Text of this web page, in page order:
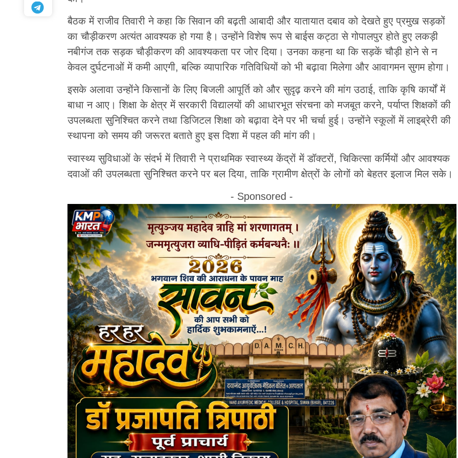
बैठक में राजीव तिवारी ने कहा कि सिवान की बढ़ती आबादी और यातायात दबाव को देखते हुए प्रमुख सड़कों
का चौड़ीकरण अत्यंत आवश्यक हो गया है। उन्होंने विशेष रूप से बाईस कट्ठा से गोपालपुर होते हुए लकड़ी
नबीगंज तक सड़क चौड़ीकरण की आवश्यकता पर जोर दिया। उनका कहना था कि सड़कें चौड़ी होने से न
केवल दुर्घटनाओं में कमी आएगी, बल्कि व्यापारिक गतिविधियों को भी बढ़ावा मिलेगा और आवागमन सुगम होगा।
इसके अलावा उन्होंने किसानों के लिए बिजली आपूर्ति को और सुदृढ़ करने की मांग उठाई, ताकि कृषि कार्यों में
बाधा न आए। शिक्षा के क्षेत्र में सरकारी विद्यालयों की आधारभूत संरचना को मजबूत करने, पर्याप्त शिक्षकों की
उपलब्धता सुनिश्चित करने तथा डिजिटल शिक्षा को बढ़ावा देने पर भी चर्चा हुई। उन्होंने स्कूलों में लाइब्रेरी की
स्थापना को समय की जरूरत बताते हुए इस दिशा में पहल की मांग की।
स्वास्थ्य सुविधाओं के संदर्भ में तिवारी ने प्राथमिक स्वास्थ्य केंद्रों में डॉक्टरों, चिकित्सा कर्मियों और आवश्यक
दवाओं की उपलब्धता सुनिश्चित करने पर बल दिया, ताकि ग्रामीण क्षेत्रों के लोगों को बेहतर इलाज मिल सके।
- Sponsored -